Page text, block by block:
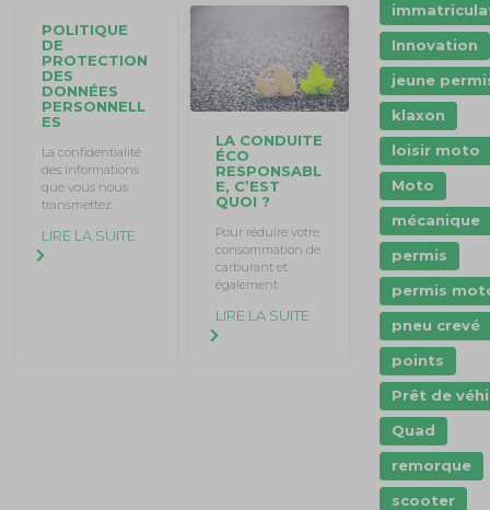
POLITIQUE
DE
PROTECTION
DES
DONNÉES
PERSONNELL
ES
La confidentialité
des informations
que vous nous
transmettez
LIRE LA SUITE
LA CONDUITE
ÉCO
RESPONSABL
E, C’EST
QUOI ?
Pour réduire votre
consommation de
carburant et
également
LIRE LA SUITE
Innovation
jeune
klaxon
loisir moto
Moto
mécanique
permis
permis
pneu crevé
points
Prêt de
Quad
remorque
scooter